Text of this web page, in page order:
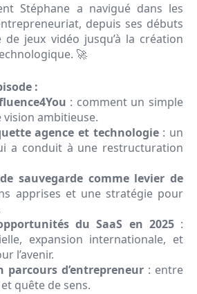
Stéphane a navigué dans les
depuis ses débuts
de jeux vidéo jusqu’à la création
🚀
:
: comment un simple
ambitieuse.
agence et technologie: un
a conduit à une restructuration
sauvegarde comme levier de
apprises et une stratégie pour
du SaaS en 2025:
expansion internationale, et
l’avenir.
parcours d’entrepreneur: entre
quête de sens.